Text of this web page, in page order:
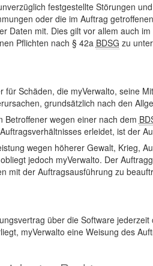
festgestellte Störungen
oder die im Auftrag
Daten mit. Dies gilt vor allem auch
Pflichten nach § 42a BDSG zu
für Schäden, die myVerwalto, seine
grundsätzlich nach den
Betroffener wegen einer nach dem
erleidet, ist der
wegen höherer Gewalt, Krieg,
jedoch myVerwalto. Der
mit der Auftragsausführung zu
über die Software
myVerwalto eine Weisung des